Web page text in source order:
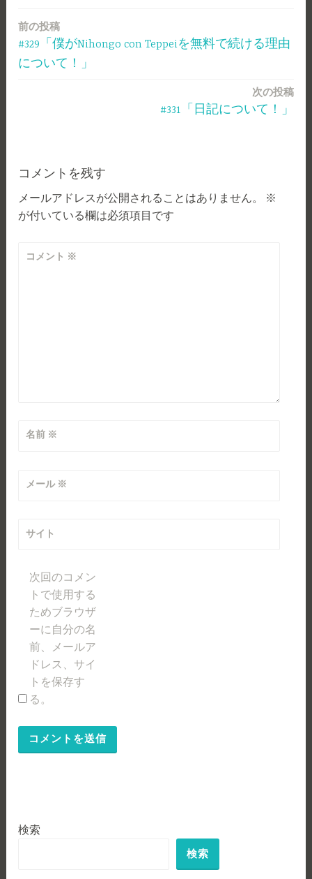
投
稿
シ
ョ
前の投稿
#329「僕がNihongo con Teppeiを無料で続ける理由
について！」
次の投稿
#331「日記について！」
コメントを残す
メールアドレスが公開されることはありません。
※
が付いている欄は必須項目です
コメント ※
名前 ※
メール ※
サイト
次回のコメン
トで使用する
ためブラウザ
ーに自分の名
前、メールア
ドレス、サイ
トを保存す
る。
検索
検索